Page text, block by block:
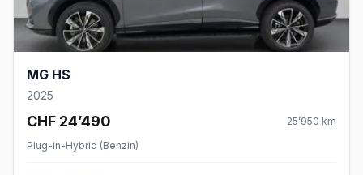
MG HS
2025
CHF 24’490 25’950 km
Plug-in-Hybrid (Benzin)